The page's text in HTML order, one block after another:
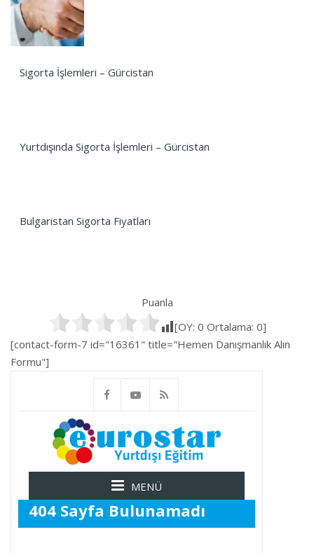
Sigorta İşlemleri – Gürcistan
Yurtdışında Sigorta İşlemleri – Gürcistan
Bulgaristan Sigorta Fiyatları
Puanla
[OY: 0 Ortalama: 0]
[contact-form-7 id="16361" title="Hemen Danışmanlık Alın
Formu"]